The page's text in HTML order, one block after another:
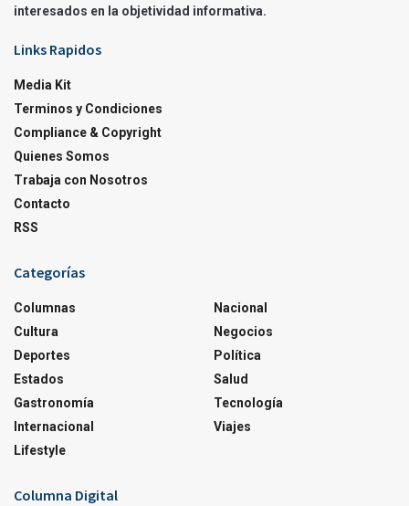
interesados en la objetividad informativa.
Links Rapidos
Media Kit
Terminos y Condiciones
Compliance & Copyright
Quienes Somos
Trabaja con Nosotros
Contacto
RSS
Categorías
Columnas
Cultura
Deportes
Estados
Gastronomía
Internacional
Lifestyle
Nacional
Negocios
Política
Salud
Tecnología
Viajes
Columna Digital